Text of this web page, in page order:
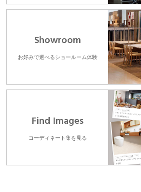
Showroom
お好みで選べるショールーム体験
Find Images
コーディネート集を見る